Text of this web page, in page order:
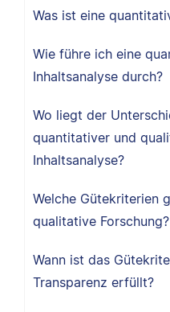
Was ist eine
Wie führe ich eine
Inhaltsanalyse durch?
Wo liegt der
quantitativer und
Inhaltsanalyse?
Welche Gütekriterien
qualitative Forschung?
Wann ist das
Transparenz erfüllt?